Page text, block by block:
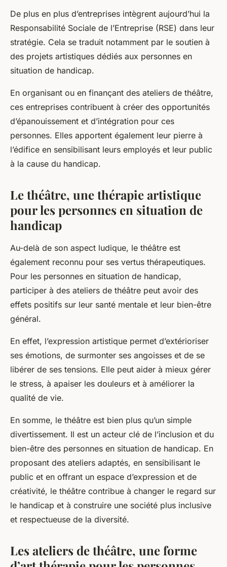
De plus en plus d’entreprises intègrent aujourd’hui la
Responsabilité Sociale de l’Entreprise (RSE) dans leur
stratégie. Cela se traduit notamment par le soutien à
des projets artistiques dédiés aux personnes en
situation de handicap.
En organisant ou en finançant des ateliers de théâtre,
ces entreprises contribuent à créer des opportunités
d’épanouissement et d’intégration pour ces
personnes. Elles apportent également leur pierre à
l’édifice en sensibilisant leurs employés et leur public
à la cause du handicap.
Le théâtre, une thérapie artistique
pour les personnes en situation de
handicap
Au-delà de son aspect ludique, le théâtre est
également reconnu pour ses vertus thérapeutiques.
Pour les personnes en situation de handicap,
participer à des ateliers de théâtre peut avoir des
effets positifs sur leur santé mentale et leur bien-être
général.
En effet, l’expression artistique permet d’extérioriser
ses émotions, de surmonter ses angoisses et de se
libérer de ses tensions. Elle peut aider à mieux gérer
le stress, à apaiser les douleurs et à améliorer la
qualité de vie.
En somme, le théâtre est bien plus qu’un simple
divertissement. Il est un acteur clé de l’inclusion et du
bien-être des personnes en situation de handicap. En
proposant des ateliers adaptés, en sensibilisant le
public et en offrant un espace d’expression et de
créativité, le théâtre contribue à changer le regard sur
le handicap et à construire une société plus inclusive
et respectueuse de la diversité.
Les ateliers de théâtre, une forme